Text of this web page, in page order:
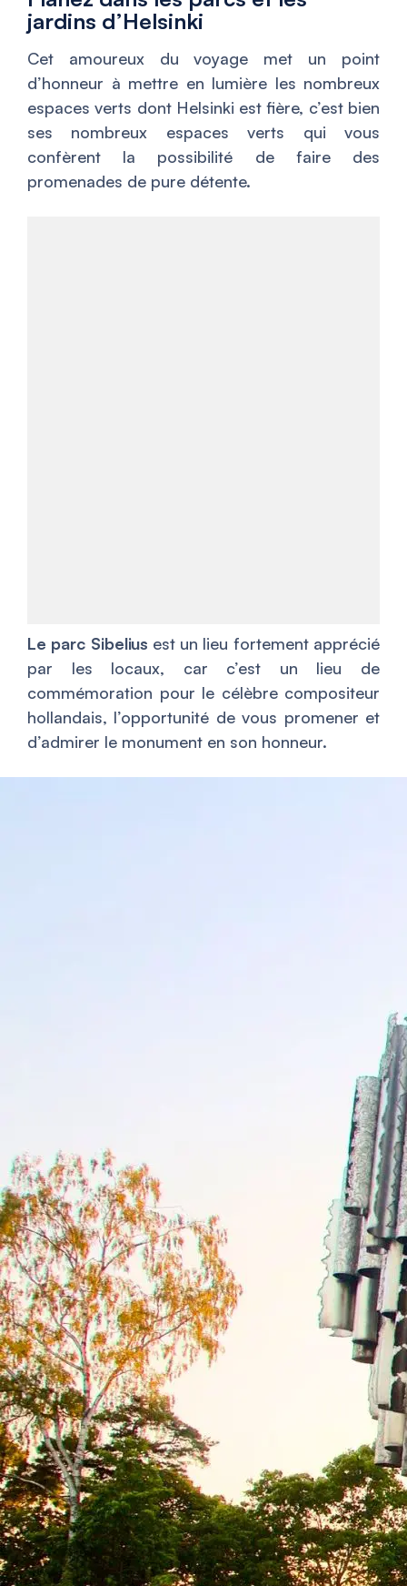
jardins d’Helsinki
Cet amoureux du voyage met un point
d’honneur à mettre en lumière les nombreux
espaces verts dont Helsinki est fière, c’est bien
ses nombreux espaces verts qui vous
confèrent la possibilité de faire des
promenades de pure détente.
Le parc Sibelius est un lieu fortement apprécié
par les locaux, car c’est un lieu de
commémoration pour le célèbre compositeur
hollandais, l’opportunité de vous promener et
d’admirer le monument en son honneur.